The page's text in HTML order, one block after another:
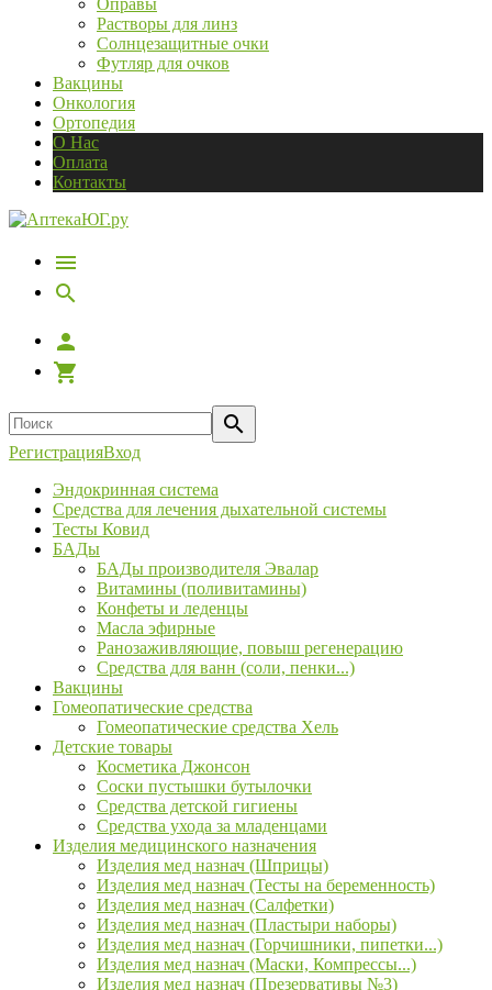
Оправы
Растворы для линз
Солнцезащитные очки
Футляр для очков
Вакцины
Онкология
Ортопедия
О Нас
Оплата
Контакты
РегистрацияВход
Эндокринная система
Средства для лечения дыхательной системы
Тесты Ковид
БАДы
БАДы производителя Эвалар
Витамины (поливитамины)
Конфеты и леденцы
Масла эфирные
Ранозаживляющие, повыш регенерацию
Средства для ванн (соли, пенки...)
Вакцины
Гомеопатические средства
Гомеопатические средства Хель
Детские товары
Косметика Джонсон
Соски пустышки бутылочки
Средства детской гигиены
Средства ухода за младенцами
Изделия медицинского назначения
Изделия мед назнач (Шприцы)
Изделия мед назнач (Тесты на беременность)
Изделия мед назнач (Салфетки)
Изделия мед назнач (Пластыри наборы)
Изделия мед назнач (Горчишники, пипетки...)
Изделия мед назнач (Маски, Компрессы...)
Изделия мед назнач (Презервативы №3)